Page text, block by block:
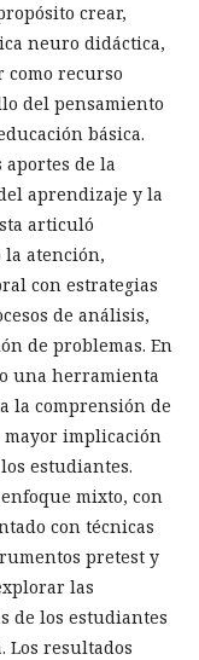
crear,
neuro didáctica,
como recurso
del pensamiento
básica.
de la
aprendizaje y la
articuló
atención,
con estrategias
de análisis,
de problemas. En
una herramienta
la comprensión de
mayor implicación
estudiantes.
mixto, con
con técnicas
pretest y
las
de los estudiantes
Los resultados